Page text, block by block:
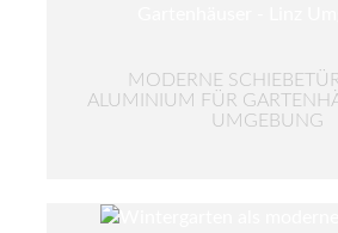
MODERNE
ALUMINIUM FÜR
UMGEBUNG